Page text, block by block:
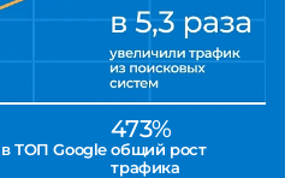
ТОП Google
473%
общий рост
трафика